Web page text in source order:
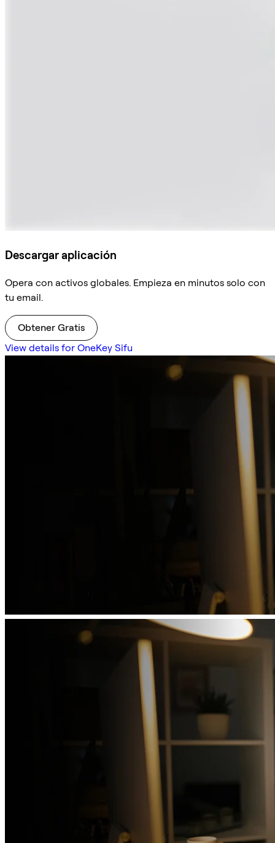
Descargar aplicación
Opera con activos globales. Empieza en minutos solo con
tu email.
Obtener Gratis
View details for OneKey Sifu